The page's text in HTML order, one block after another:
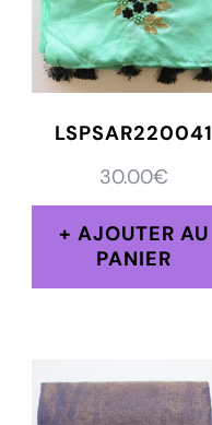
LSPSAR220041
30.00€
AJOUTER AU
PANIER